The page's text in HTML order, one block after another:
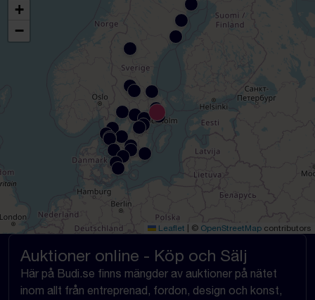
+
−
Leaflet © OpenStreetMap contributors
Auktioner online - Köp och Sälj
Här på Budi.se finns mängder av auktioner på nätet
inom allt från entreprenad, fordon, design och konst,